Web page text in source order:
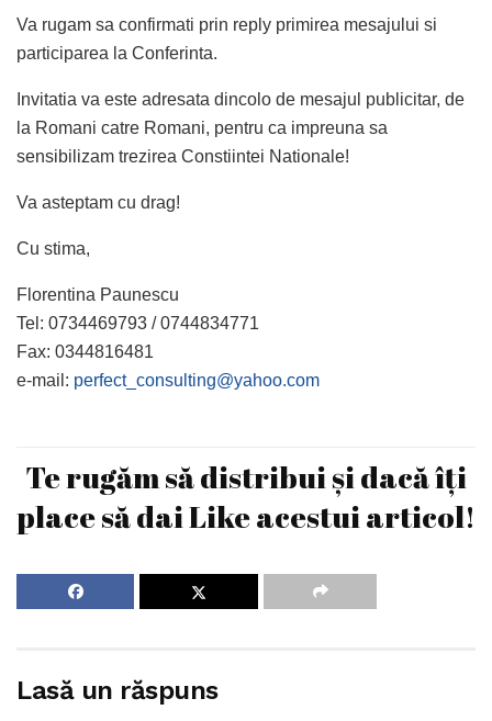
Va rugam sa confirmati prin reply primirea mesajului si
participarea la Conferinta.
Invitatia va este adresata dincolo de mesajul publicitar, de
la Romani catre Romani, pentru ca impreuna sa
sensibilizam trezirea Constiintei Nationale!
Va asteptam cu drag!
Cu stima,
Florentina Paunescu
Tel: 0734469793 / 0744834771
Fax: 0344816481
e-mail: perfect_consulting@yahoo.com
Te rugăm să distribui și dacă îți
place să dai Like acestui articol!
Lasă un răspuns